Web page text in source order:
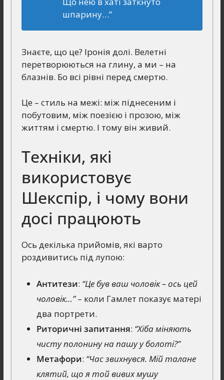
шпарину…”
Знаєте, що це? Іронія долі. Велетні
перетворюються на глину, а ми – на
блазнів. Бо всі рівні перед смертю.
Це – стиль на межі: між піднесеним і
побутовим, між поезією і прозою, між
життям і смертю. І тому він живий.
Техніки, які
використовує
Шекспір, і чому вони
досі працюють
Ось декілька прийомів, які варто
роздивитись під лупою:
Антитези: “Це був ваш чоловік – ось цей
чоловік…”– коли Гамлет показує матері
два портрети.
Риторичні запитання: “Хіба міняють
чисту полонину на пашу у болоті?”
Метафори: “Час звихнувся. Мій талане
клятий, що я той вивих мушу